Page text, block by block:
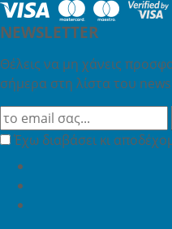
NEWSLETTER
Θέλεις να μη χάνεις
σήμερα στη λίστα του
Έχω διαβάσει κι